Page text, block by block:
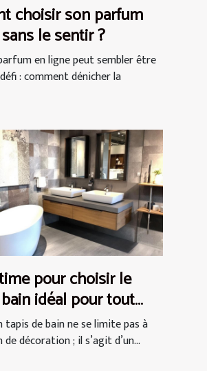
choisir son parfum
le sentir ?
en ligne peut sembler être
: comment dénicher la
pour choisir le
idéal pour tout
tapis de bain ne se limite pas à
décoration ; il s’agit d’un...